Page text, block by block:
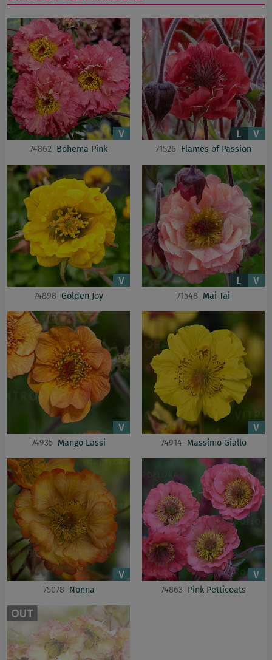
74862 Bohema Pink 71526 Flames of Passion
74898 Golden Joy 71548 Mai Tai
74935 Mango Lassi 74914 Massimo Giallo
75078 Nonna 74863 Pink Petticoats